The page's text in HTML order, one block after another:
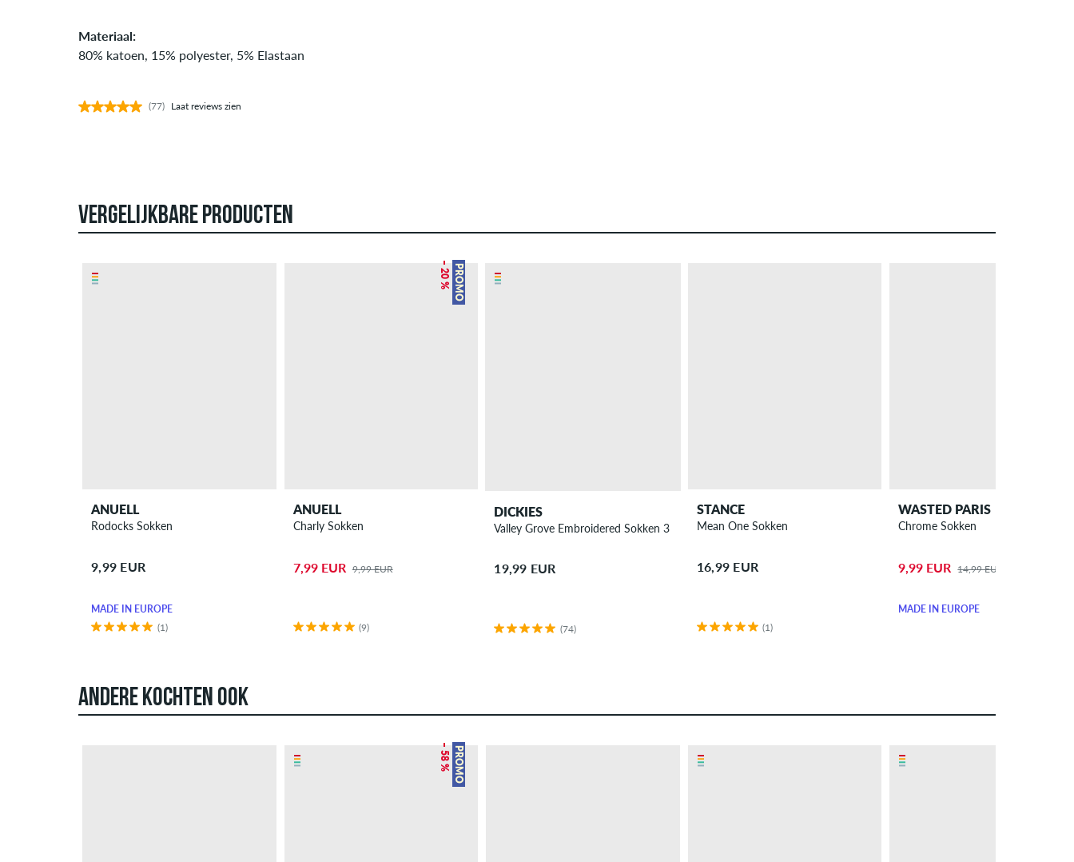
Materiaal:
80% katoen, 15% polyester, 5% Elastaan
(77) Laat reviews zien
VERGELIJKBARE PRODUCTEN
ANUELL
Rodocks Sokken
9,99 EUR
MADE IN EUROPE
(1)
PROMO
– 20 %
ANUELL
Charly Sokken
7,99 EUR 9,99 EUR
(9)
DICKIES
Valley Grove Embroidered Sokken 3 Pack
19,99 EUR
(74)
STANCE
Mean One Sokken
16,99 EUR
(1)
WASTED PARIS
Chrome Sokken
9,99 EUR 14,99 EUR
MADE IN EUROPE
ANDERE KOCHTEN OOK
PROMO
– 58 %